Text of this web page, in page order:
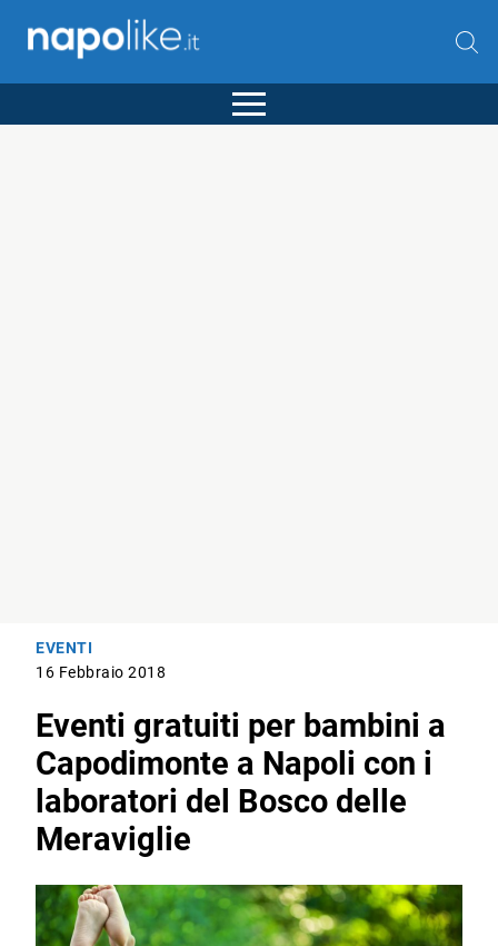
EVENTI
16 Febbraio 2018
Eventi gratuiti per bambini a
Capodimonte a Napoli con i
laboratori del Bosco delle
Meraviglie